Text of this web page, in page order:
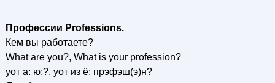
Профессии Professions.
Кем вы работаете?
What are you?, What is your profession?
уот a: ю:?, уот из ё: прэфэш(э)н?